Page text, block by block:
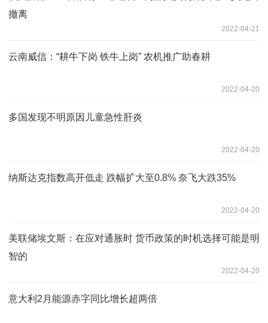
撤离
2022-04-21
云南威信：“耕牛下岗 铁牛上岗” 农机推广助春耕
2022-04-20
多国发现不明原因儿童急性肝炎
2022-04-20
纳斯达克指数高开低走 跌幅扩大至0.8% 奈飞大跌35%
2022-04-20
美联储埃文斯：在应对通胀时 货币政策的时机选择可能是明
智的
2022-04-20
意大利2月能源赤字同比增长超两倍